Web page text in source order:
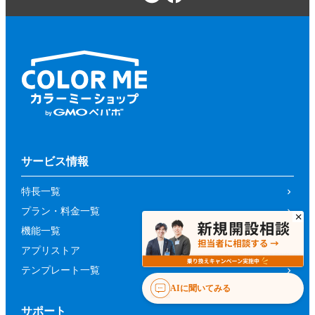
サービス情報
特長一覧
プラン・料金一覧
機能一覧
アプリストア
テンプレート一覧
サポート
AIに聞いてみる